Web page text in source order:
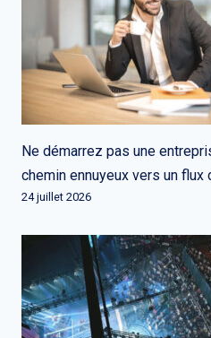
Ne démarrez pas une
chemin ennuyeux vers un
24 juillet 2026